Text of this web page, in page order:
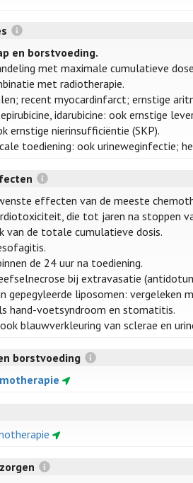
en borstvoeding.
met maximale cumulatieve
met radiotherapie.
recent myocardinfarct; ernstige
idarubicine: ook ernstige
ernstige nierinsufficiëntie (SKP).
toediening: ook urineweginfectie;
effecten van de meeste
die tot jaren na stoppen
van de totale cumulatieve dosis.
de 24 uur na toediening.
bij extravasatie
gepegyleerde liposomen:
hand-voetsyndroom en stomatitis.
blauwverkleuring van sclerae en
borstvoeding